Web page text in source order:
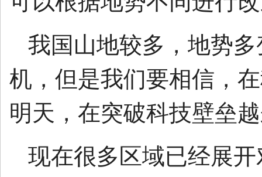
我国山地较多，地势
机，但是我们要相信，
明天，在突破科技壁垒
现在很多区域已经展